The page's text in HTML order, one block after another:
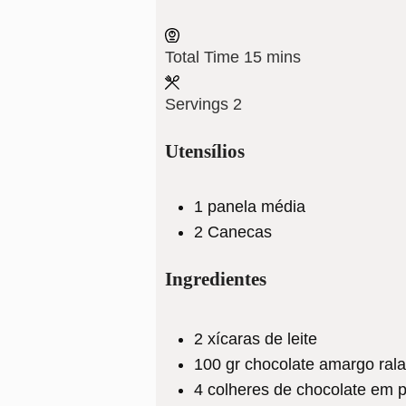
Total Time 15minutes
mins
Servings 2
Utensílios
1 panela média
2 Canecas
Ingredientes
2 xícaras de leite
100 gr chocolate amargo
4 colheres de chocolate em